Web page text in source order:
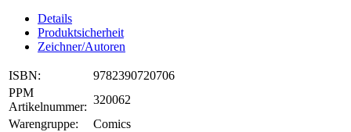
Details
Produktsicherheit
Zeichner/Autoren
ISBN:
9782390720706
PPM
Artikelnummer:
320062
Warengruppe:
Comics